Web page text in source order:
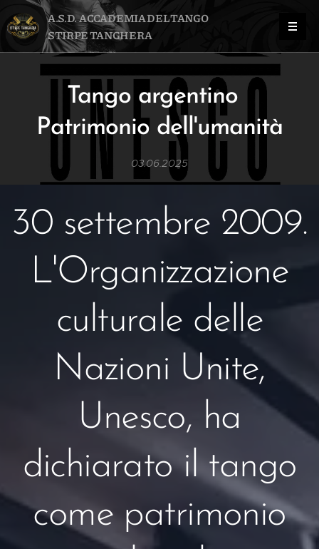
A.S.D. ACCADEMIA DEL TANGO
STIRPE TANGHERA
Tango argentino
Patrimonio dell'umanità
03.06.2025
30 settembre 2009.
L'Organizzazione
culturale delle
Nazioni Unite,
Unesco, ha
dichiarato il tango
come patrimonio